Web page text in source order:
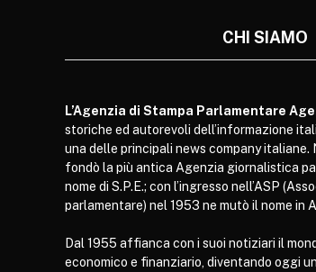
CHI SIAMO
L’Agenzia di Stampa Parlamentare
storiche ed autorevoli dell’informazione
una delle principali news company italiane.
fondò la più antica Agenzia giornalistica
nome di S.P.E.; con l’ingresso nell’ASP
parlamentare) nel 1953 ne mutò il nome in
Dal 1955 affianca con i suoi notiziari il
economico e finanziario, diventando oggi